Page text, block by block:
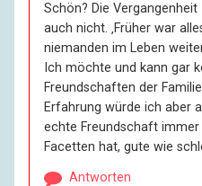
Schön? Die
auch nicht. ‚Früher war
niemanden im Leben
Ich möchte und kann gar
Freundschaften der
Erfahrung würde ich aber
echte Freundschaft
Facetten hat, gute wie
Antworten